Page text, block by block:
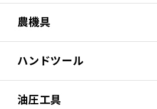
農機具
ハンドツール
油圧工具